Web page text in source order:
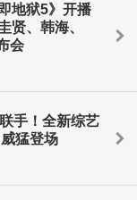
地狱5》开播
贤、韩海、
会
手！全新综艺
猛登场